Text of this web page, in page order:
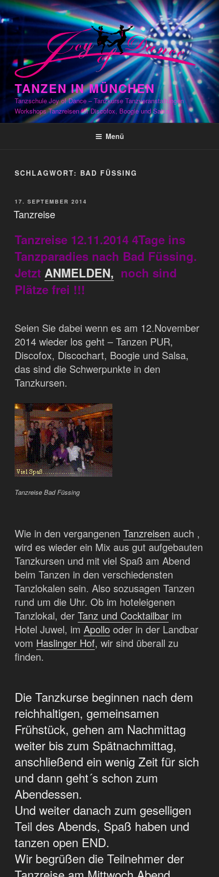
Zum
Inhalt
springen
TANZEN IN MÜNCHEN
Tanzschule Joy of Dance – Tanzkurse Tanzveranstaltungen
Workshops Tanzreisen für Discofox, Boogie und Salsa
Menü
SCHLAGWORT: BAD FÜSSING
VERÖFFENTLICHT
AM
17. SEPTEMBER 2014
Tanzreise
Tanzreise 12.11.2014 4Tage ins
Tanzparadies nach Bad Füssing.
Jetzt ANMELDEN, noch sind
Plätze frei !!!
Seien Sie dabei wenn es am 12.November
2014 wieder los geht – Tanzen PUR,
Discofox, Discochart, Boogie und Salsa,
das sind die Schwerpunkte in den
Tanzkursen.
Tanzreise Bad Füssing
Wie in den vergangenen Tanzreisen auch ,
wird es wieder ein Mix aus gut aufgebauten
Tanzkursen und mit viel Spaß am Abend
beim Tanzen in den verschiedensten
Tanzlokalen sein. Also sozusagen Tanzen
rund um die Uhr. Ob im hoteleigenen
Tanzlokal, der Tanz und Cocktailbar im
Hotel Juwel, im Apollo oder in der Landbar
vom Haslinger Hof, wir sind überall zu
finden.
Die Tanzkurse beginnen nach dem
reichhaltigen, gemeinsamen
Frühstück, gehen am Nachmittag
weiter bis zum Spätnachmittag,
anschließend ein wenig Zeit für sich
und dann geht´s schon zum
Abendessen.
Und weiter danach zum geselligen
Teil des Abends, Spaß haben und
tanzen open END.
Wir begrüßen die Teilnehmer der